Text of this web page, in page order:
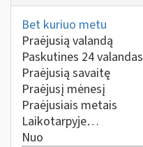
Bet kuriuo metu
Praėjusią valandą
Paskutines 24 valandas
Praėjusią savaitę
Praėjusį mėnesį
Praėjusiais metais
Laikotarpyje…
Nuo